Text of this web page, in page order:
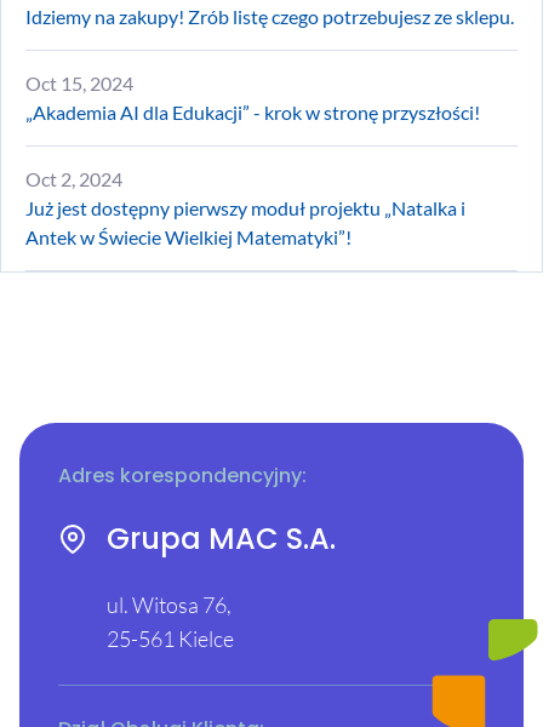
Idziemy na zakupy! Zrób listę czego potrzebujesz ze sklepu.
Oct 15, 2024
„Akademia AI dla Edukacji” - krok w stronę przyszłości!
Oct 2, 2024
Już jest dostępny pierwszy moduł projektu „Natalka i
Antek w Świecie Wielkiej Matematyki”!
Adres korespondencyjny:
Grupa MAC S.A.
ul. Witosa 76,
25-561 Kielce